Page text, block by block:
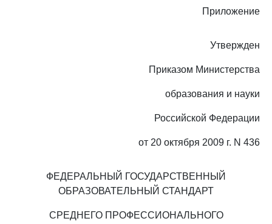
Приложение
Утвержден
Приказом Министерства
образования и науки
Российской Федерации
от 20 октября 2009 г. N 436
ФЕДЕРАЛЬНЫЙ ГОСУДАРСТВЕННЫЙ
ОБРАЗОВАТЕЛЬНЫЙ СТАНДАРТ
СРЕДНЕГО ПРОФЕССИОНАЛЬНОГО